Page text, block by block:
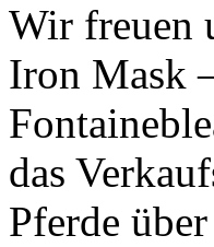
Wir freuen
Iron Mask
das
Pferde